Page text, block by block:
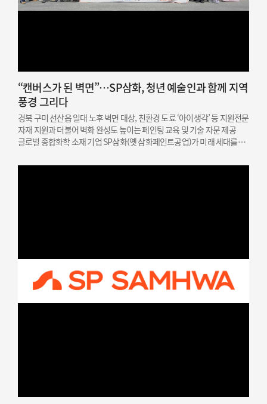
“캔버스가 된 벽면”…SP삼화, 청년 예술인과 함께 지역
풍경 그리다
경북 구미 선산읍 일대 노후 벽면 대상, 친환경 도료 ‘아이생각’ 등 지원전문
자재 지원과 더불어 벽화 완성도 높이는 페인팅 교육 및 기술 자문 제공
글로벌 종합화학 소재 기업 SP삼화(옛 삼화페인트공업)가 미래 세대를
성공적으로 마쳤다고 밝혔다. SP삼화는…